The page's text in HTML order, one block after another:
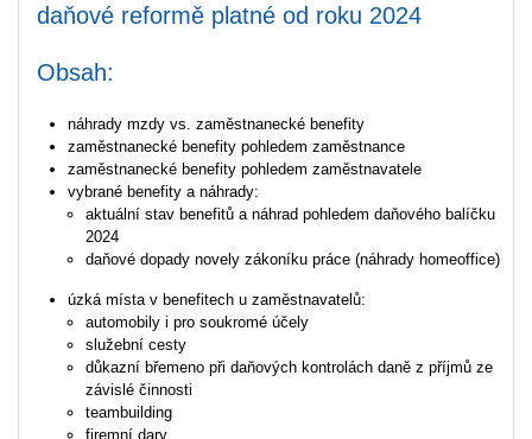
daňové reformě platné od roku 2024
Obsah:
náhrady mzdy vs. zaměstnanecké benefity
zaměstnanecké benefity pohledem zaměstnance
zaměstnanecké benefity pohledem zaměstnavatele
vybrané benefity a náhrady:
aktuální stav benefitů a náhrad pohledem daňového balíčku
2024
daňové dopady novely zákoníku práce (náhrady homeoffice)
úzká místa v benefitech u zaměstnavatelů:
automobily i pro soukromé účely
služební cesty
důkazní břemeno při daňových kontrolách daně z příjmů ze
závislé činnosti
teambuilding
firemní dary